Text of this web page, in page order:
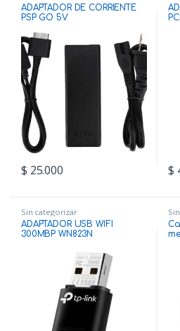
ADAPTADOR DE CORRIENTE
PSP GO 5V
$ 25.000 $
Sin categorizar
ADAPTADOR USB WIFI
300MBP WN823N